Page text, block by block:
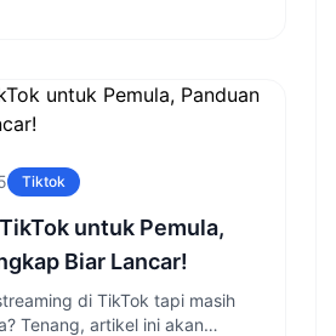
Tiktok
untuk Pemula,
Biar Lancar!
di TikTok tapi masih
Tenang, artikel ini akan